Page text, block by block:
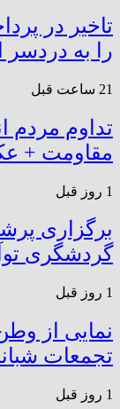
تاخیر در
را به دردسر
21 ساعت قبل
تداوم مردم
مقاومت +
1 روز قبل
برگزاری
گردشگری
1 روز قبل
نمایی از
تجمعات
1 روز قبل